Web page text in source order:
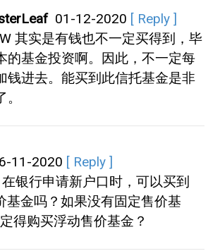
01-12-2020
[ Reply ]
其实是有钱也不一定买得到，毕
的基金投资啊。因此，不一定每
钱进去。能买到此信托基金是非
11-2020
[ Reply ]
银行申请新户口时，可以买到
基金吗？如果没有固定售价基
得购买浮动售价基金？